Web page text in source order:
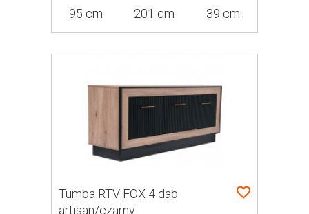
95 cm 201 cm 39 cm
Tumba RTV FOX 4 dab
artisan/czarny